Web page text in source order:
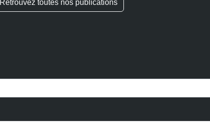
Retrouvez toutes nos publications